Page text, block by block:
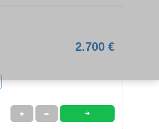
2.700 €
★ ➦ ➜